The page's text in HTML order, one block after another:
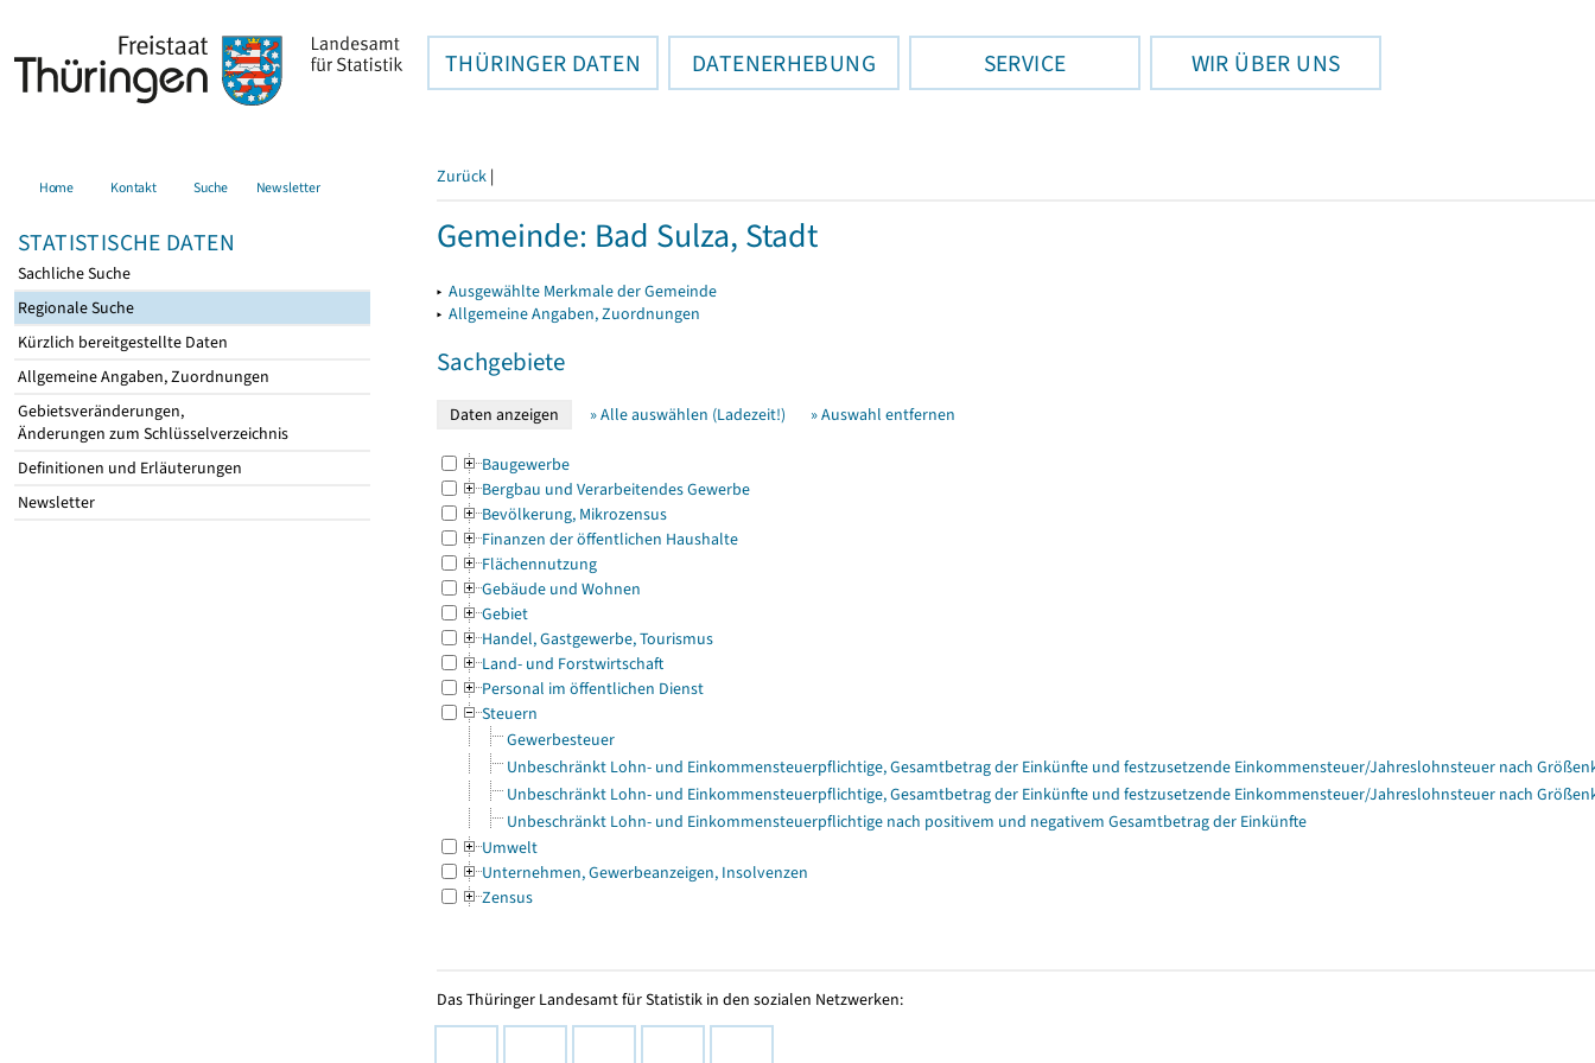
THÜRINGER DATEN DATENERHEBUNG SERVICE WIR ÜBER UNS
Home Kontakt Suche Newsletter
STATISTISCHE DATEN
Sachliche Suche
Regionale Suche
Kürzlich bereitgestellte Daten
Allgemeine Angaben, Zuordnungen
Gebietsveränderungen,
Änderungen zum Schlüsselverzeichnis
Definitionen und Erläuterungen
Newsletter
Zurück |
Gemeinde: Bad Sulza, Stadt
▸ Ausgewählte Merkmale der Gemeinde
▸ Allgemeine Angaben, Zuordnungen
Sachgebiete
» Alle auswählen (Ladezeit!) » Auswahl entfernen
Baugewerbe
Bergbau und Verarbeitendes Gewerbe
Bevölkerung, Mikrozensus
Finanzen der öffentlichen Haushalte
Flächennutzung
Gebäude und Wohnen
Gebiet
Handel, Gastgewerbe, Tourismus
Land- und Forstwirtschaft
Personal im öffentlichen Dienst
Steuern
Gewerbesteuer
Unbeschränkt Lohn- und Einkommensteuerpflichtige, Gesamtbetrag der Einkünfte und festzusetzende Einkommensteuer/Jahreslohnsteuer nach
Unbeschränkt Lohn- und Einkommensteuerpflichtige, Gesamtbetrag der Einkünfte und festzusetzende Einkommensteuer/Jahreslohnsteuer nach
Unbeschränkt Lohn- und Einkommensteuerpflichtige nach positivem und negativem Gesamtbetrag der Einkünfte
Umwelt
Unternehmen, Gewerbeanzeigen, Insolvenzen
Zensus
Das Thüringer Landesamt für Statistik in den sozialen Netzwerken: